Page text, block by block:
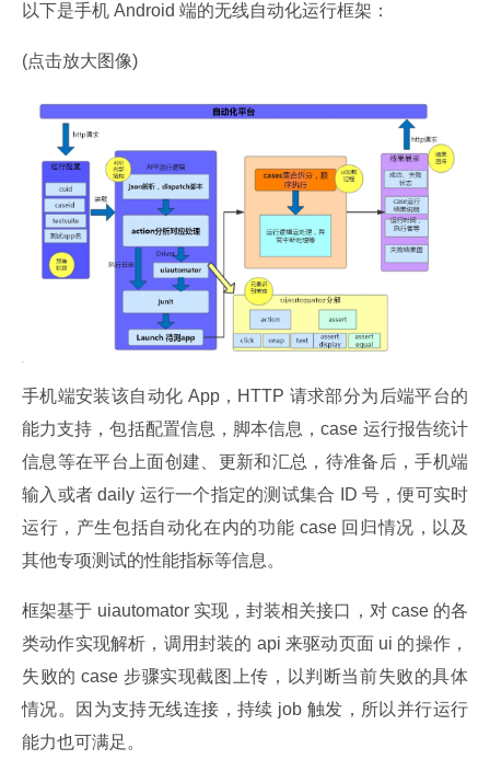
以下是手机 Android 端的无线自动化运行框架：
(点击放大图像)
手机端安装该自动化 App，HTTP 请求部分为后端平台的
能力支持，包括配置信息，脚本信息，case 运行报告统计
信息等在平台上面创建、更新和汇总，待准备后，手机端
输入或者 daily 运行一个指定的测试集合 ID 号，便可实时
运行，产生包括自动化在内的功能 case 回归情况，以及
其他专项测试的性能指标等信息。
框架基于 uiautomator 实现，封装相关接口，对 case 的各
类动作实现解析，调用封装的 api 来驱动页面 ui 的操作，
失败的 case 步骤实现截图上传，以判断当前失败的具体
情况。因为支持无线连接，持续 job 触发，所以并行运行
能力也可满足。